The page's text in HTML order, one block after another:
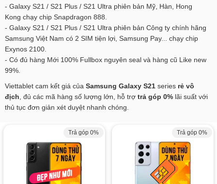
- Galaxy S21 / S21 Plus / S21 Ultra phiên bản Mỹ, Hàn, Hong
Kong chạy chip Snapdragon 888.
- Galaxy S21 / S21 Plus / S21 Ultra phiên bản Công ty chính hãng
Samsung Việt Nam có 2 SIM tiện lợi, Samsung Pay... chạy chip
Exynos 2100.
- Có đủ hàng Mới 100% Fullbox nguyên seal và hàng cũ Like new
99%.
Viettablet cam kết giá của Samsung Galaxy S21 series rẻ vô
địch , đủ các mã hàng số lượng lớn, hỗ trợ trả góp 0% lãi suất với
thủ tục đơn giản xét duyệt nhanh chóng.
Trả góp 0% Trả góp 0%